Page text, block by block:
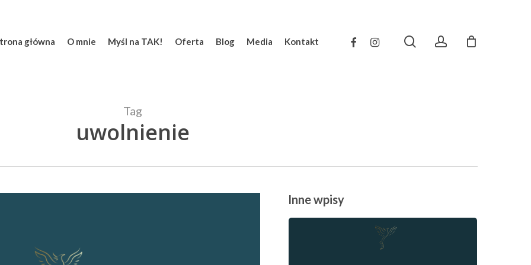
główna O mnie Myśl na TAK! Oferta Blog Media Kontakt facebookinstagram searchaccount
Tag
uwolnienie
Inne wpisy